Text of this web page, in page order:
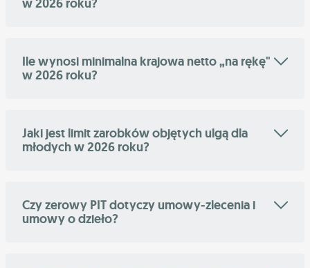
w 2026 roku?
Ile wynosi minimalna krajowa netto „na rękę"
w 2026 roku?
Jaki jest limit zarobków objętych ulgą dla
młodych w 2026 roku?
Czy zerowy PIT dotyczy umowy-zlecenia i
umowy o dzieło?